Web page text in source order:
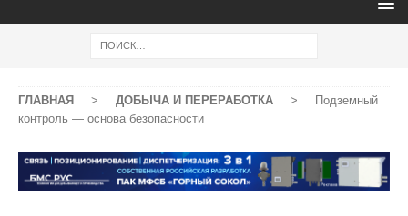
ГЛАВНАЯ > ДОБЫЧА И ПЕРЕРАБОТКА >
Подземный
контроль — основа безопасности